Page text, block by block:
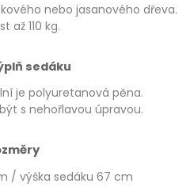
nebo jasanového dřeva.
až 110 kg.
sedáku
je polyuretanová pěna.
s nehořlavou úpravou.
/ výška sedáku 67 cm